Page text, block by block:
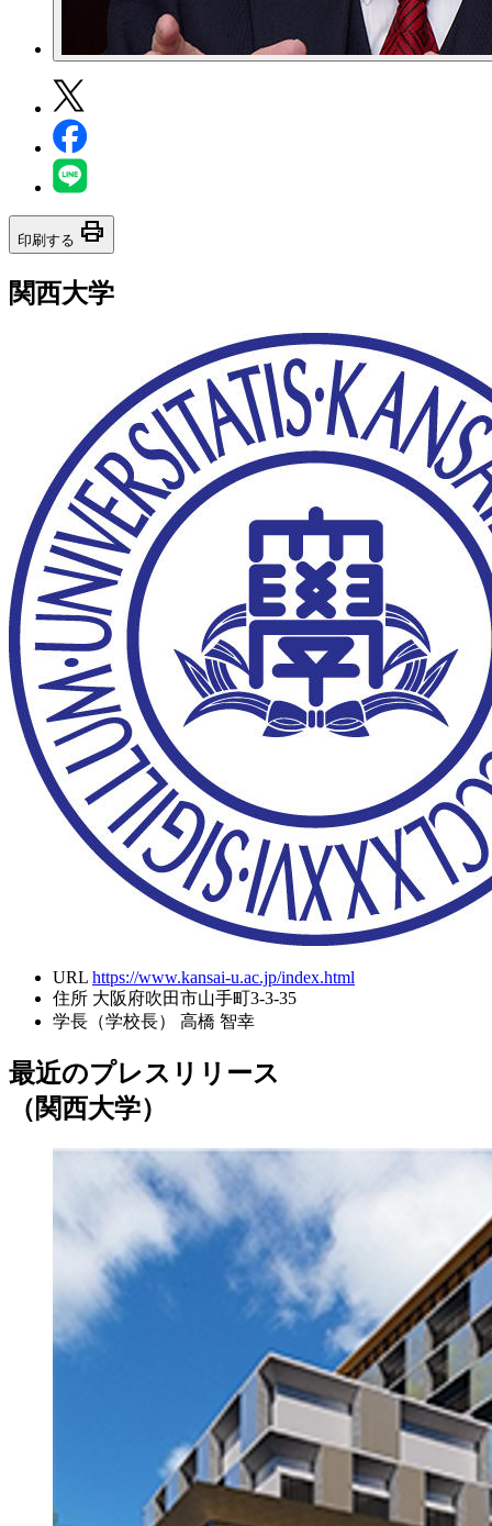
印刷する print
関西大学
URL https://www.kansai-u.ac.jp/index.html
住所 大阪府吹田市山手町3-3-35
学長（学校長）
高橋 智幸
最近のプレスリリース
（関西大学）